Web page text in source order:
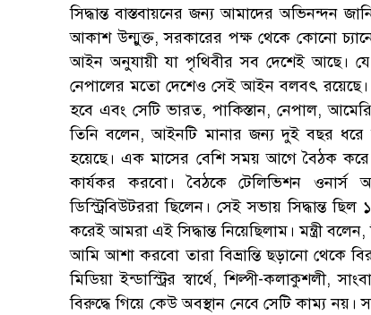
সিদ্ধান্ত বাস্তবায়নের জন্য আমাদের অভিনন্দন
আকাশ উন্মুক্ত, সরকারের পক্ষ থেকে কোনো
আইন অনুযায়ী যা পৃথিবীর সব দেশেই আছে।
নেপালের মতো দেশেও সেই আইন বলবৎ রয়েছে।
হবে এবং সেটি ভারত, পাকিস্তান, নেপাল,
তিনি বলেন, আইনটি মানার জন্য দুই বছর ধরে
হয়েছে। এক মাসের বেশি সময় আগে বৈঠক করে
কার্যকর করবো। বৈঠকে টেলিভিশন ওনার্স
ডিস্ট্রিবিউটররা ছিলেন। সেই সভায় সিদ্ধান্ত
করেই আমরা এই সিদ্ধান্ত নিয়েছিলাম। মন্ত্রী
আমি আশা করবো তারা বিভ্রান্তি ছড়ানো থেকে
মিডিয়া ইন্ডাস্ট্রির স্বার্থে, শিল্পী-কলাকুশলী,
বিরুদ্ধে গিয়ে কেউ অবস্থান নেবে সেটি কাম্য নয়।